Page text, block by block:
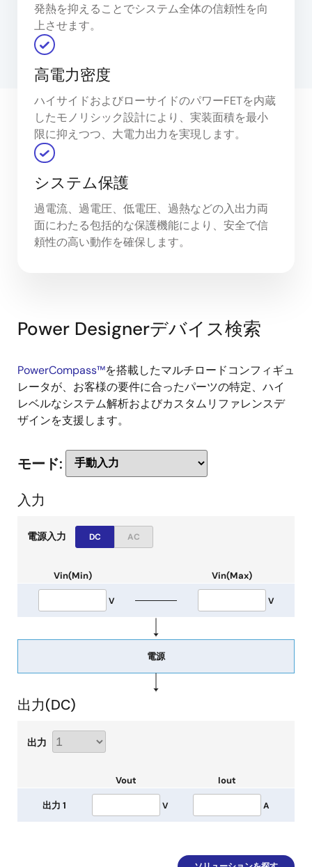
発熱を抑えることでシステム全体の信頼性を向
上させます。
高電力密度
ハイサイドおよびローサイドのパワーFETを内蔵
したモノリシック設計により、実装面積を最小
限に抑えつつ、大電力出力を実現します。
システム保護
過電流、過電圧、低電圧、過熱などの入出力両
面にわたる包括的な保護機能により、安全で信
頼性の高い動作を確保します。
Power Designerデバイス検索
PowerCompass™を搭載したマルチロードコンフィギュ
レータが、お客様の要件に合ったパーツの特定、ハイ
レベルなシステム解析およびカスタムリファレンスデ
ザインを支援します。
モード:
入力
電源入力 DC AC
Vin(Min)
V
Vin(Max)
V
電源
出力(DC)
出力
出力 1
Vout
V
Iout
A